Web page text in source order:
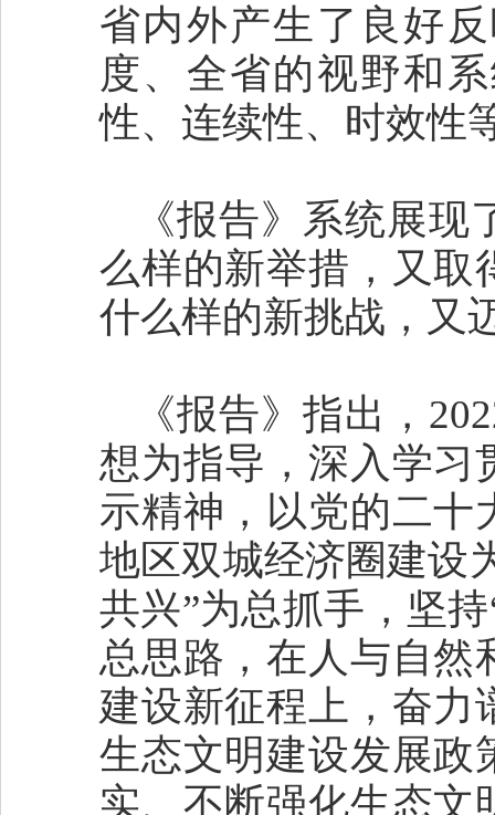
省内外产生了良好
度、全省的视野和
性、连续性、时效性
《报告》系统展
么样的新举措，又取
什么样的新挑战，又
《报告》指出，
想为指导，深入学习
示精神，以党的二十
地区双城经济圈建设
共兴”为总抓手，坚
总思路，在人与自然
建设新征程上，奋力
生态文明建设发展政
实、不断强化生态文